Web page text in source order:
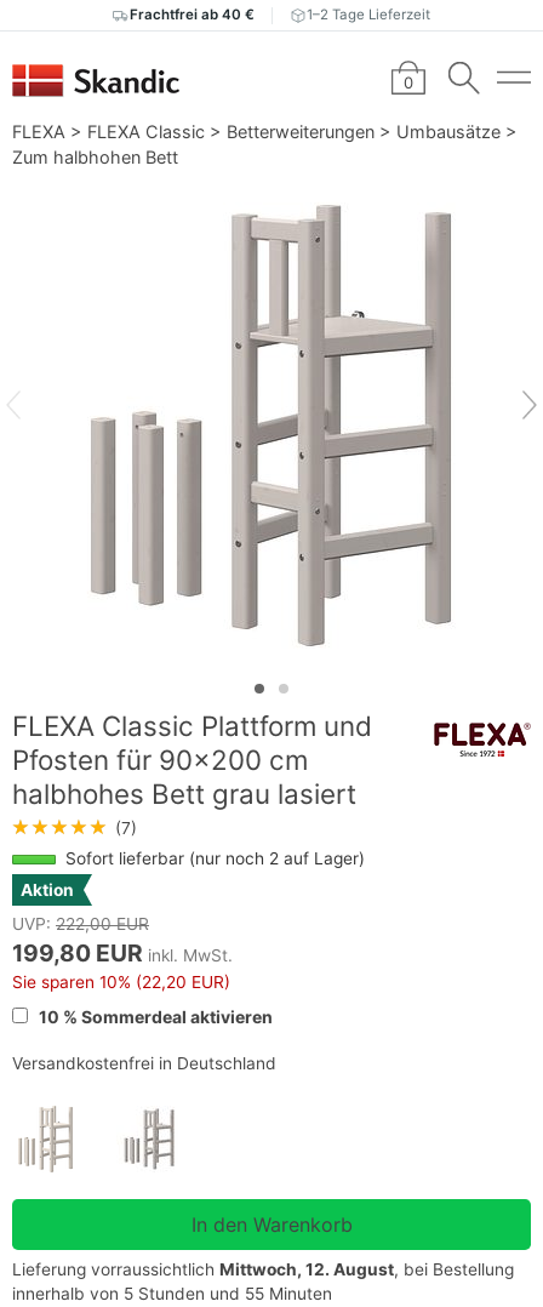
Frachtfrei ab 40 € 1–2 Tage Lieferzeit
0
FLEXA > FLEXA Classic > Betterweiterungen > Umbausätze >
Zum halbhohen Bett
FLEXA Classic Plattform und
Pfosten für 90x200 cm
halbhohes Bett grau lasiert
★★★★★ (7)
Sofort lieferbar (nur noch 2 auf Lager)
Aktion
UVP: 222,00 EUR
199,80 EUR inkl. MwSt.
Sie sparen 10% (22,20 EUR)
10 % Sommerdeal aktivieren
Versandkostenfrei in Deutschland
Lieferung vorraussichtlich Mittwoch, 12. August, bei Bestellung
innerhalb von 5 Stunden und 55 Minuten